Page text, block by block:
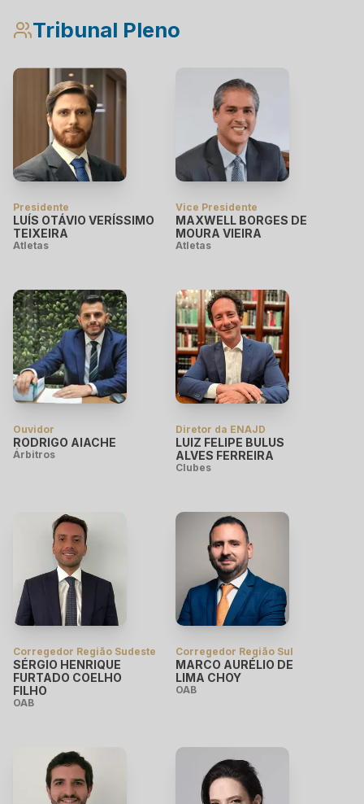
Tribunal Pleno
Presidente
LUÍS OTÁVIO VERÍSSIMO
TEIXEIRA
Atletas
Vice Presidente
MAXWELL BORGES DE
MOURA VIEIRA
Atletas
Ouvidor
RODRIGO AIACHE
Árbitros
Diretor da ENAJD
LUIZ FELIPE BULUS
ALVES FERREIRA
Clubes
Corregedor Região Sudeste
SÉRGIO HENRIQUE
FURTADO COELHO
FILHO
OAB
Corregedor Região Sul
MARCO AURÉLIO DE
LIMA CHOY
OAB